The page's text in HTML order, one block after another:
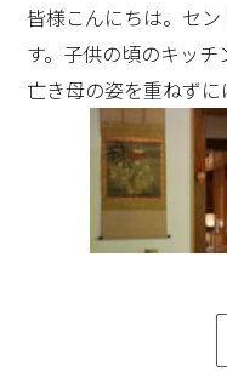
2016年のミラノサロ
も果たすようになっ
でしょう。お子様が
したら、冷蔵庫にある
ウンターに座って、
話をしたり、宿題を
が帰られてからもお
ら今日の話をしたり
は自分の人生が理想
ないかなあ、と最近
皆様こんにちは。セ
す。子供の頃のキッ
亡き母の姿を重ねずに